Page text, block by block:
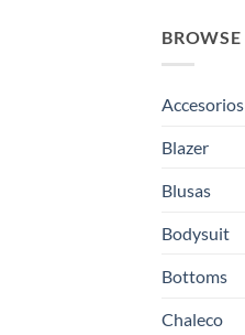
BROWSE
Accesorios
Blazer
Blusas
Bodysuit
Bottoms
Chaleco